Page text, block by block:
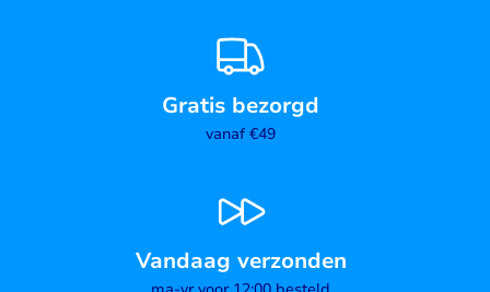
Gratis bezorgd
vanaf €49
Vandaag verzonden